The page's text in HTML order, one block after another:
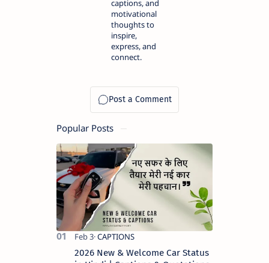
captions, and
motivational
thoughts to
inspire,
express, and
connect.
Popular Posts
2026 New & Welcome Car Status